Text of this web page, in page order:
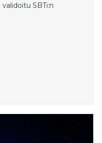
SBTi:n